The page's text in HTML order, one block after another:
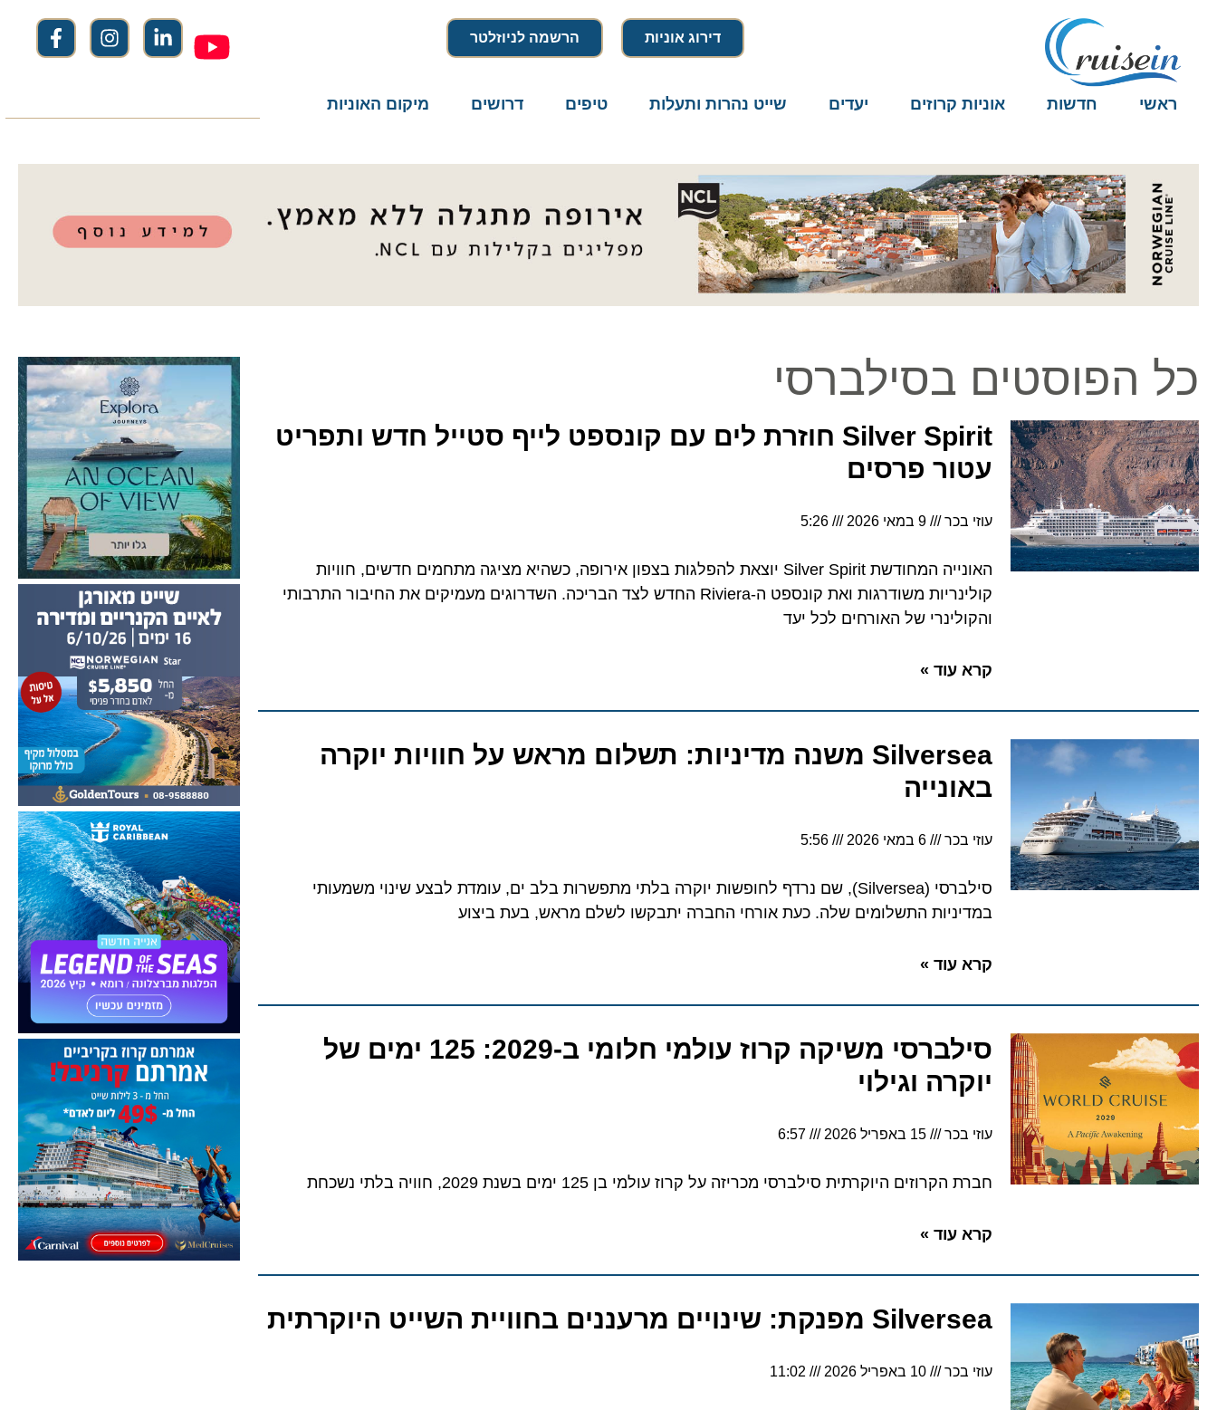
הרשמה לניוזלטר דירוג אוניות
ראשי חדשות אוניות קרוזים יעדים שייט נהרות ותעלות טיפים דרושים מיקום האוניות
כל הפוסטים בסילברסי
Silver Spirit חוזרת לים עם קונספט לייף סטייל חדש ותפריט
עטור פרסים
עוזי בכר 9 במאי 2026 5:26
האונייה המחודשת Silver Spirit יוצאת להפלגות בצפון אירופה, כשהיא מציגה מתחמים חדשים, חוויות
קולינריות משודרגות ואת קונספט ה-Riviera החדש לצד הבריכה. השדרוגים מעמיקים את החיבור התרבותי
והקולינרי של האורחים לכל יעד
קרא עוד »
Silversea משנה מדיניות: תשלום מראש על חוויות יוקרה
באונייה
עוזי בכר 6 במאי 2026 5:56
סילברסי (Silversea), שם נרדף לחופשות יוקרה בלתי מתפשרות בלב ים, עומדת לבצע שינוי משמעותי
במדיניות התשלומים שלה. כעת אורחי החברה יתבקשו לשלם מראש, בעת ביצוע
קרא עוד »
סילברסי משיקה קרוז עולמי חלומי ב-2029: 125 ימים של
יוקרה וגילוי
עוזי בכר 15 באפריל 2026 6:57
חברת הקרוזים היוקרתית סילברסי מכריזה על קרוז עולמי בן 125 ימים בשנת 2029, חוויה בלתי נשכחת
קרא עוד »
Silversea מפנקת: שינויים מרעננים בחוויית השייט היוקרתית
עוזי בכר 10 באפריל 2026 11:02